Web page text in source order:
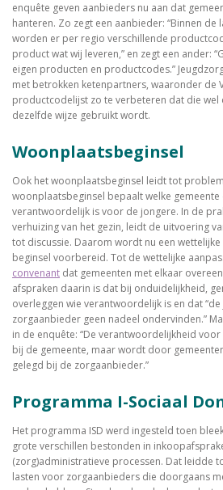
enquête geven aanbieders nu aan dat
hanteren. Zo zegt een aanbieder: “Binnen
worden er per regio verschillende
product wat wij leveren,” en zegt een ander:
eigen producten en productcodes.”
met betrokken ketenpartners, waaronder de
productcodelijst zo te verbeteren dat die
dezelfde wijze gebruikt wordt.
Woonplaatsbeginsel
Ook het woonplaatsbeginsel leidt tot
woonplaatsbeginsel bepaalt welke gemeente
verantwoordelijk is voor de jongere. In de
verhuizing van het gezin, leidt de uitvoering
tot discussie. Daarom wordt nu een
beginsel voorbereid. Tot de wettelijke
convenant dat gemeenten met elkaar
afspraken daarin is dat bij onduidelijkheid,
overleggen wie verantwoordelijk is en dat
zorgaanbieder geen nadeel ondervinden.”
in de enquête: “De verantwoordelijkheid
bij de gemeente, maar wordt door
gelegd bij de zorgaanbieder.”
Programma I-Sociaal
Het programma ISD werd ingesteld toen
grote verschillen bestonden in
(zorg)administratieve processen. Dat leidde
lasten voor zorgaanbieders die doorgaans